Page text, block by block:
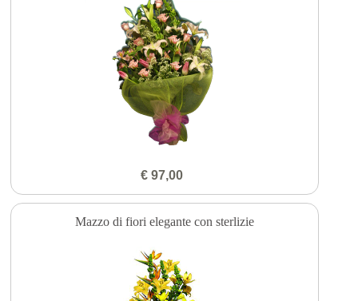
€ 97,00
Mazzo di fiori elegante con sterlizie